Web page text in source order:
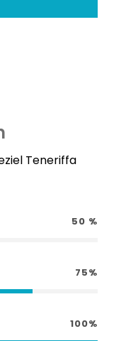
Teneriffa
50 %
75%
100%